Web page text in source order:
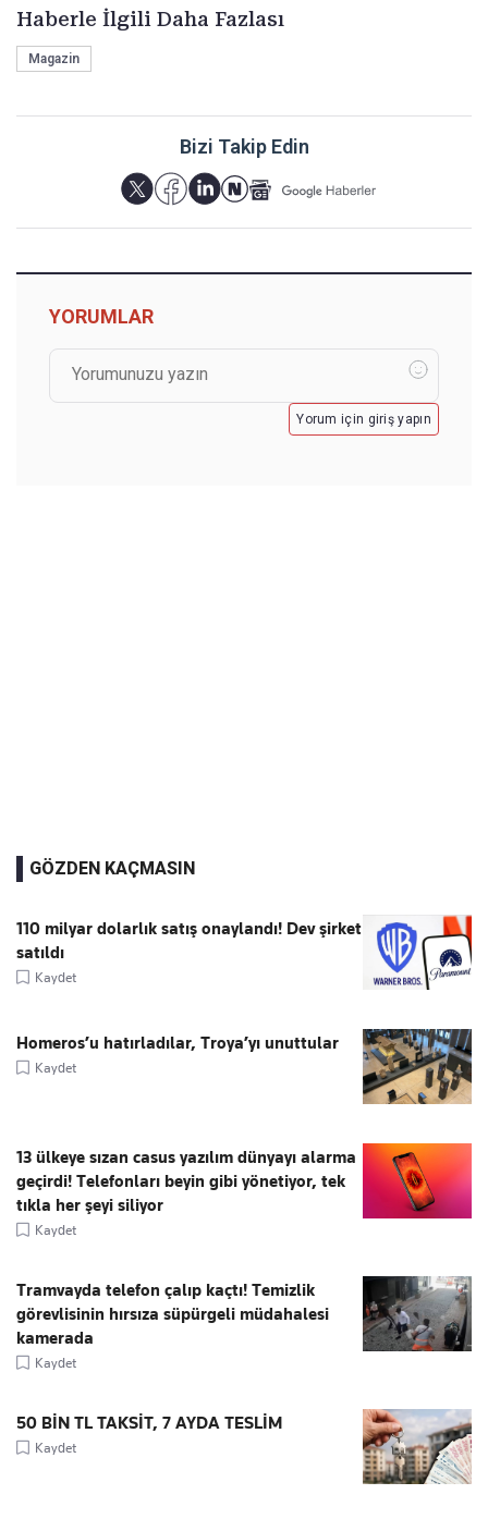
Haberle İlgili Daha Fazlası
Magazin
Bizi Takip Edin
YORUMLAR
Yorum için giriş yapın
GÖZDEN KAÇMASIN
110 milyar dolarlık satış onaylandı! Dev şirket
satıldı
Kaydet
Homeros’u hatırladılar, Troya’yı unuttular
Kaydet
13 ülkeye sızan casus yazılım dünyayı alarma
geçirdi! Telefonları beyin gibi yönetiyor, tek
tıkla her şeyi siliyor
Kaydet
Tramvayda telefon çalıp kaçtı! Temizlik
görevlisinin hırsıza süpürgeli müdahalesi
kamerada
Kaydet
50 BİN TL TAKSİT, 7 AYDA TESLİM
Kaydet